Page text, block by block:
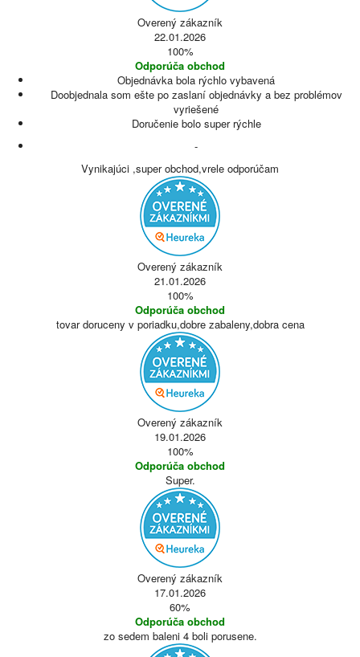
Overený zákazník
22.01.2026
100%
Odporúča obchod
Objednávka bola rýchlo vybavená
Doobjednala som ešte po zaslaní objednávky a bez problémov
vyriešené
Doručenie bolo super rýchle
-
Vynikajúci ,super obchod,vrele odporúčam
Overený zákazník
21.01.2026
100%
Odporúča obchod
tovar doruceny v poriadku,dobre zabaleny,dobra cena
Overený zákazník
19.01.2026
100%
Odporúča obchod
Super.
Overený zákazník
17.01.2026
60%
Odporúča obchod
zo sedem baleni 4 boli porusene.